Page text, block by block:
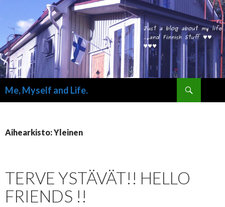
Me, Myself and Life.
Aihearkisto: Yleinen
TERVE YSTÄVÄT!! HELLO
FRIENDS !!